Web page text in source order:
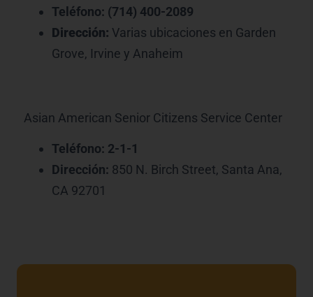
Teléfono: (714) 400-2089
Dirección: Varias ubicaciones en Garden
Grove, Irvine y Anaheim
Asian American Senior Citizens Service Center
Teléfono: 2-1-1
Dirección: 850 N. Birch Street, Santa Ana,
CA 92701